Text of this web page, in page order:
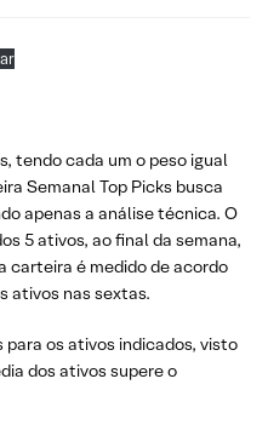
tendo cada um o peso igual
Semanal Top Picks busca
apenas a análise técnica. O
5 ativos, ao final da semana,
carteira é medido de acordo
ativos nas sextas.
os ativos indicados, visto
dos ativos supere o